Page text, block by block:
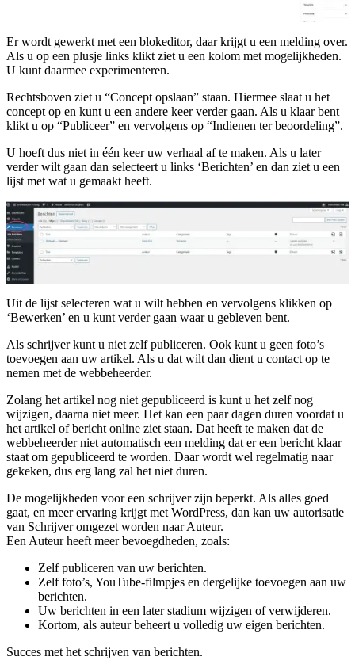
Er wordt gewerkt met een blokeditor, daar krijgt u een melding over.
Als u op een plusje links klikt ziet u een kolom met mogelijkheden.
U kunt daarmee experimenteren.
Rechtsboven ziet u “Concept opslaan” staan. Hiermee slaat u het
concept op en kunt u een andere keer verder gaan. Als u klaar bent
klikt u op “Publiceer” en vervolgens op “Indienen ter beoordeling”.
U hoeft dus niet in één keer uw verhaal af te maken. Als u later
verder wilt gaan dan selecteert u links ‘Berichten’ en dan ziet u een
lijst met wat u gemaakt heeft.
Uit de lijst selecteren wat u wilt hebben en vervolgens klikken op
‘Bewerken’ en u kunt verder gaan waar u gebleven bent.
Als schrijver kunt u niet zelf publiceren. Ook kunt u geen foto’s
toevoegen aan uw artikel. Als u dat wilt dan dient u contact op te
nemen met de webbeheerder.
Zolang het artikel nog niet gepubliceerd is kunt u het zelf nog
wijzigen, daarna niet meer. Het kan een paar dagen duren voordat u
het artikel of bericht online ziet staan. Dat heeft te maken dat de
webbeheerder niet automatisch een melding dat er een bericht klaar
staat om gepubliceerd te worden. Daar wordt wel regelmatig naar
gekeken, dus erg lang zal het niet duren.
De mogelijkheden voor een schrijver zijn beperkt. Als alles goed
gaat, en meer ervaring krijgt met WordPress, dan kan uw autorisatie
van Schrijver omgezet worden naar Auteur.
Een Auteur heeft meer bevoegdheden, zoals:
Zelf publiceren van uw berichten.
Zelf foto’s, YouTube-filmpjes en dergelijke toevoegen aan uw
berichten.
Uw berichten in een later stadium wijzigen of verwijderen.
Kortom, als auteur beheert u volledig uw eigen berichten.
Succes met het schrijven van berichten.